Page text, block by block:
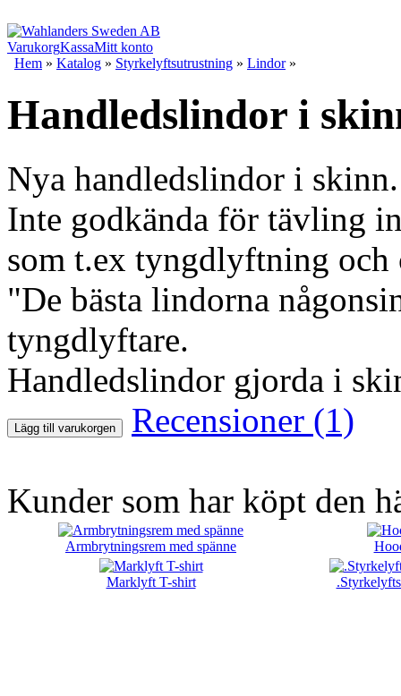
VarukorgKassaMitt konto
Hem » Katalog » Styrkelyftsutrustning » Lindor»
Handledslindor i
Nya handledslindor i skinn.
Inte godkända för tävling
som t.ex tyngdlyftning och
"De bästa lindorna
tyngdlyftare.
Handledslindor gjorda i
Lägg till varukorgen Recensioner (1)
Kunder som har köpt den
Armbrytningsrem med spänne
Marklyft T-shirt